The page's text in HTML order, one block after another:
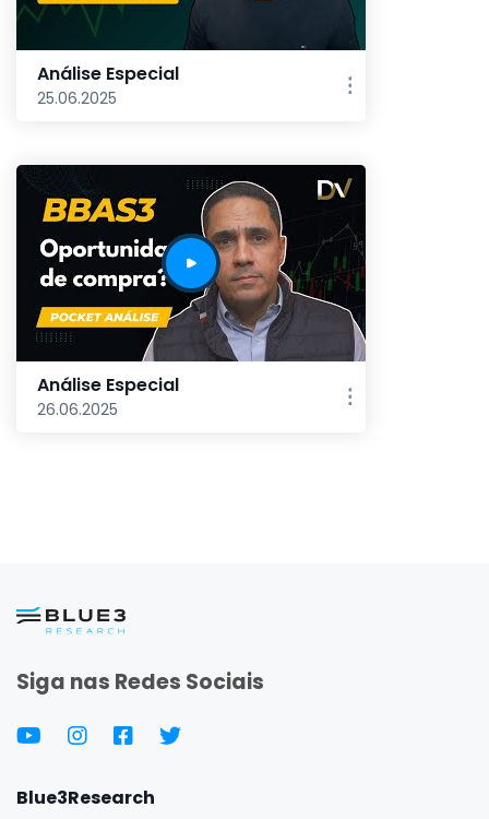
Análise Especial
25.06.2025
Análise Especial
26.06.2025
Siga nas Redes Sociais
Blue3Research